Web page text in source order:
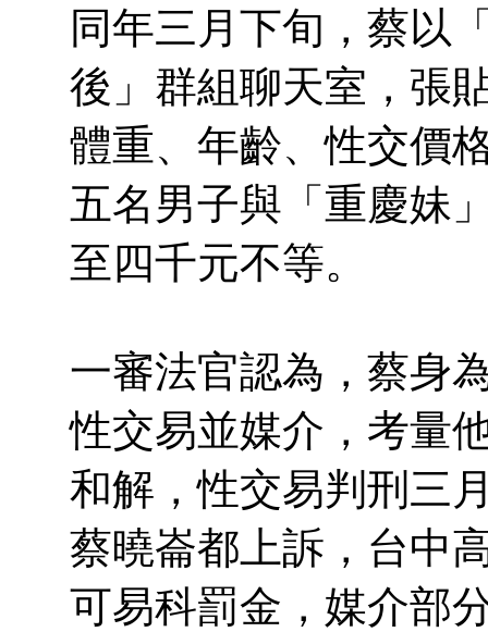
同年三月下旬，蔡以
後」群組聊天室，張
體重、年齡、性交價
五名男子與「重慶妹
至四千元不等。
一審法官認為，蔡身
性交易並媒介，考量
和解，性交易判刑三
蔡曉崙都上訴，台中
可易科罰金，媒介部